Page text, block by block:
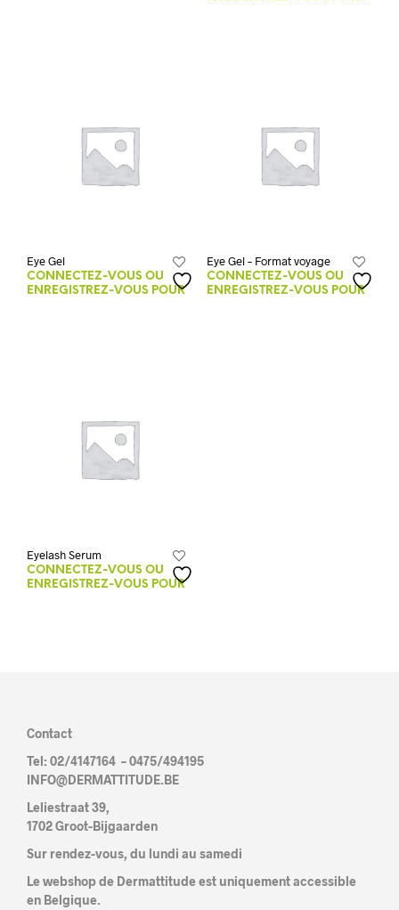
Eye Gel
CONNECTEZ-VOUS OU
ENREGISTREZ-VOUS POUR
Eye Gel – Format voyage
CONNECTEZ-VOUS OU
ENREGISTREZ-VOUS POUR
Eyelash Serum
CONNECTEZ-VOUS OU
ENREGISTREZ-VOUS POUR
Contact
Tel: 02/4147164 – 0475/494195
INFO@DERMATTITUDE.BE
Leliestraat 39,
1702 Groot-Bijgaarden
Sur rendez-vous, du lundi au samedi
Le webshop de Dermattitude est uniquement accessible
en Belgique.